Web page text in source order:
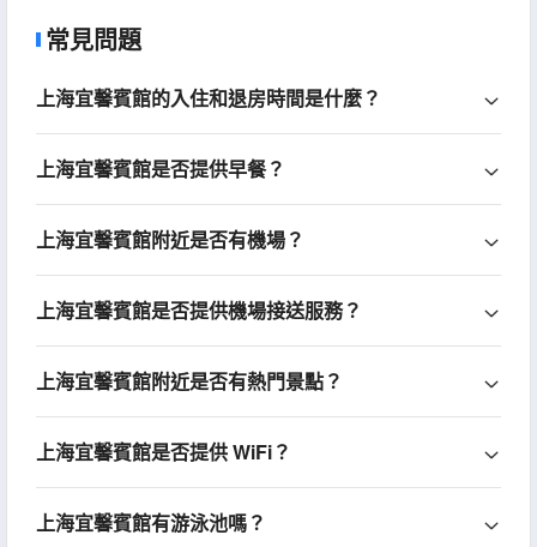
常見問題
上海宜馨賓館的入住和退房時間是什麼？
上海宜馨賓館是否提供早餐？
上海宜馨賓館附近是否有機場？
上海宜馨賓館是否提供機場接送服務？
上海宜馨賓館附近是否有熱門景點？
上海宜馨賓館是否提供 WiFi？
上海宜馨賓館有游泳池嗎？